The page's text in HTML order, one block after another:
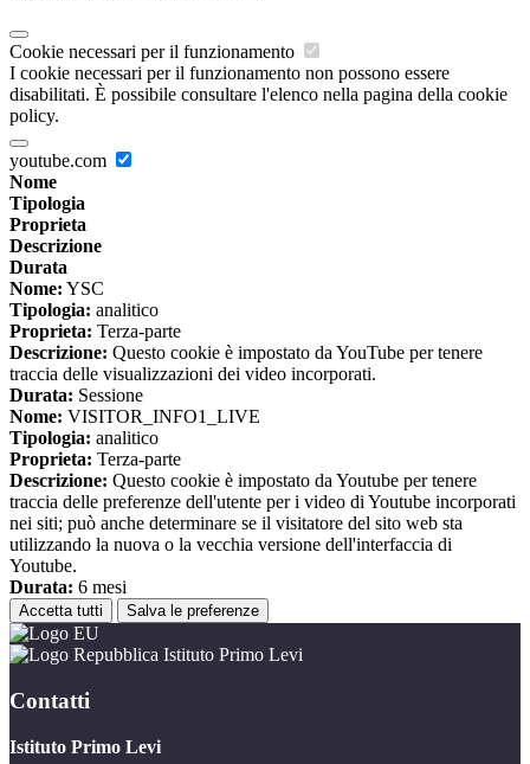
Cookie necessari per il funzionamento
I cookie necessari per il funzionamento non possono essere
disabilitati. È possibile consultare l'elenco nella pagina della cookie
policy.
youtube.com
Nome
Tipologia
Proprieta
Descrizione
Durata
Nome: YSC
Tipologia: analitico
Proprieta: Terza-parte
Descrizione: Questo cookie è impostato da YouTube per tenere
traccia delle visualizzazioni dei video incorporati.
Durata: Sessione
Nome: VISITOR_INFO1_LIVE
Tipologia: analitico
Proprieta: Terza-parte
Descrizione: Questo cookie è impostato da Youtube per tenere
traccia delle preferenze dell'utente per i video di Youtube incorporati
nei siti; può anche determinare se il visitatore del sito web sta
utilizzando la nuova o la vecchia versione dell'interfaccia di
Youtube.
Durata: 6 mesi
Accetta tutti Salva le preferenze
Istituto Primo Levi
Contatti
Istituto Primo Levi